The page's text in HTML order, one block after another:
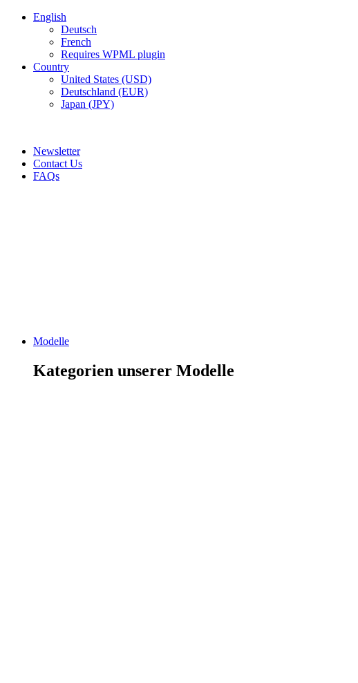
English
Deutsch
French
Requires WPML plugin
Country
United States (USD)
Deutschland (EUR)
Japan (JPY)
Newsletter
Contact Us
FAQs
Modelle
Kategorien unserer Modelle